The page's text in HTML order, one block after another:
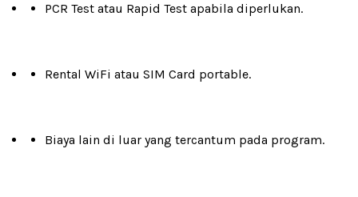
PCR Test atau Rapid Test apabila diperlukan.
Rental WiFi atau SIM Card portable.
Biaya lain di luar yang tercantum pada program.